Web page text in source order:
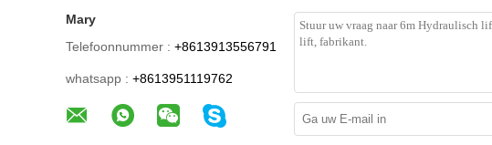
Mary
Telefoonnummer : +8613913556791
whatsapp : +8613951119762